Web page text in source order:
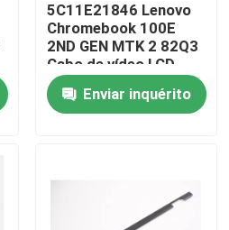
5C11E21846 Lenovo
Chromebook 100E
2ND GEN MTK 2 82Q3
Cabo de vídeo LCD
Enviar inquérito